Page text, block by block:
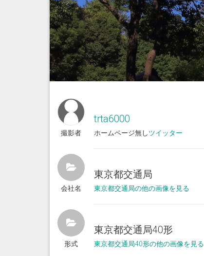
撮影者
trta6000
ホームページ無しツイッター
会社名
東京都交通局
東京都交通局の他の画像を見る
形式
東京都交通局40形
東京都交通局40形の他の画像を見る